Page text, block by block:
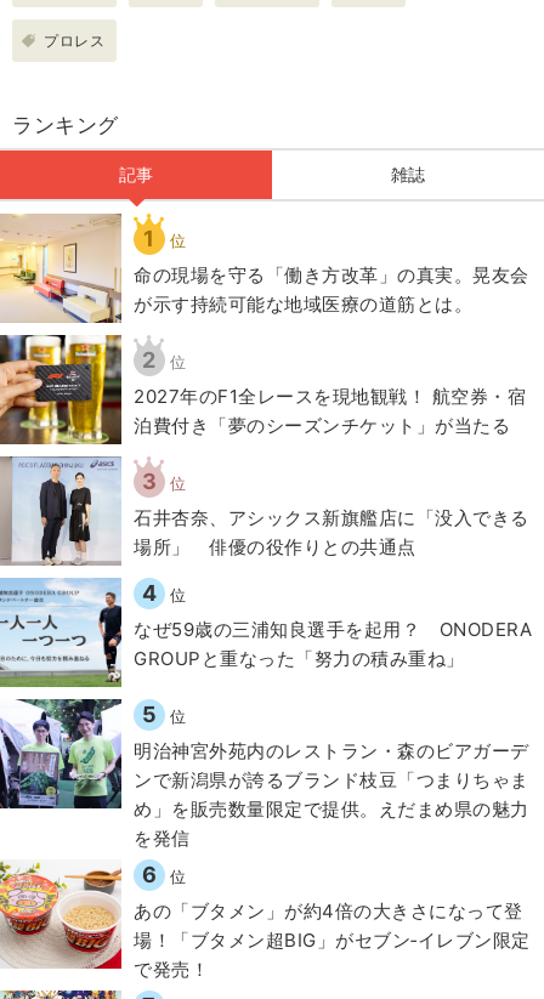
プロレス
ランキング
記事 雑誌
1 位
​命の現場を守る「働き方改革」の真実。晃友会
が示す持続可能な地域医療の道筋とは。
2 位
2027年のF1全レースを現地観戦！ 航空券・宿
泊費付き「夢のシーズンチケット」が当たる
3 位
石井杏奈、アシックス新旗艦店に「没入できる
場所」 俳優の役作りとの共通点
4 位
なぜ59歳の三浦知良選手を起用？ ONODERA
GROUPと重なった「努力の積み重ね」
5 位
明治神宮外苑内のレストラン・森のビアガーデ
ンで新潟県が誇るブランド枝豆「つまりちゃま
め」を販売数量限定で提供。えだまめ県の魅力
を発信
6 位
あの「ブタメン」が約4倍の大きさになって登
場！「ブタメン超BIG」がセブン‐イレブン限定
で発売！